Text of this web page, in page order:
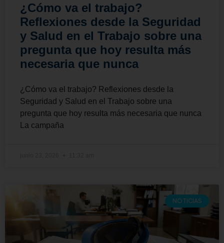
¿Cómo va el trabajo?
Reflexiones desde la Seguridad
y Salud en el Trabajo sobre una
pregunta que hoy resulta más
necesaria que nunca
¿Cómo va el trabajo? Reflexiones desde la
Seguridad y Salud en el Trabajo sobre una
pregunta que hoy resulta más necesaria que nunca
La campaña
NOTICIAS